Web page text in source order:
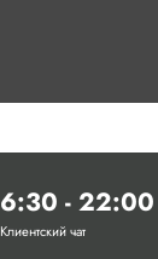
6:30 - 22:00
Клиентский чат